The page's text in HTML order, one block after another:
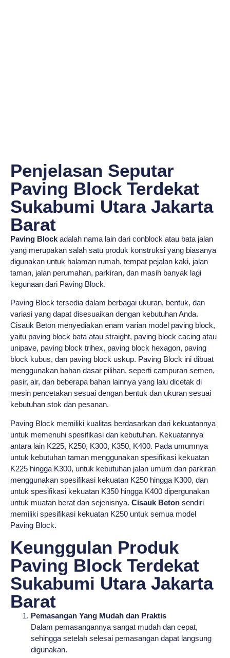
Penjelasan Seputar
Paving Block Terdekat
Sukabumi Utara Jakarta
Barat
Paving Block adalah nama lain dari conblock atau bata jalan
yang merupakan salah satu produk konstruksi yang biasanya
digunakan untuk halaman rumah, tempat pejalan kaki, jalan
taman, jalan perumahan, parkiran, dan masih banyak lagi
kegunaan dari Paving Block.
Paving Block tersedia dalam berbagai ukuran, bentuk, dan
variasi yang dapat disesuaikan dengan kebutuhan Anda.
Cisauk Beton menyediakan enam varian model paving block,
yaitu paving block bata atau straight, paving block cacing atau
unipave, paving block trihex, paving block hexagon, paving
block kubus, dan paving block uskup. Paving Block ini dibuat
menggunakan bahan dasar pilihan, seperti campuran semen,
pasir, air, dan beberapa bahan lainnya yang lalu dicetak di
mesin pencetakan sesuai dengan bentuk dan ukuran sesuai
kebutuhan stok dan pesanan.
Paving Block memiliki kualitas berdasarkan dari kekuatannya
untuk memenuhi spesifikasi dan kebutuhan. Kekuatannya
antara lain K225, K250, K300, K350, K400. Pada umumnya
untuk kebutuhan taman menggunakan spesifikasi kekuatan
K225 hingga K300, untuk kebutuhan jalan umum dan parkiran
menggunakan spesifikasi kekuatan K250 hingga K300, dan
untuk spesifikasi kekuatan K350 hingga K400 dipergunakan
untuk muatan berat dan sejenisnya. Cisauk Beton sendiri
memiliki spesifikasi kekuatan K250 untuk semua model
Paving Block.
Keunggulan Produk
Paving Block Terdekat
Sukabumi Utara Jakarta
Barat
Pemasangan Yang Mudah dan Praktis
Dalam pemasangannya sangat mudah dan cepat,
sehingga setelah selesai pemasangan dapat langsung
digunakan.